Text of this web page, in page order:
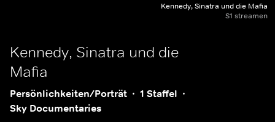
Kennedy, Sinatra und die Mafia
S1 streamen
Kennedy, Sinatra und die
Mafia
Persönlichkeiten/Porträt
1 Staffel
Sky Documentaries